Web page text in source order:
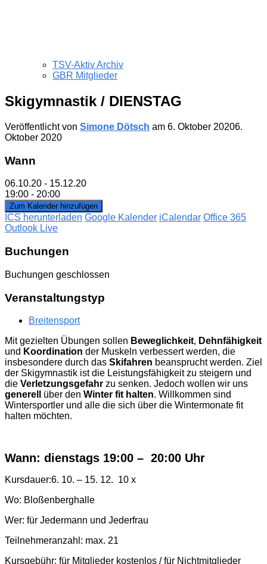
TSV-Aktiv Archiv
GBR Mitglieder
Skigymnastik / DIENSTAG
Veröffentlicht von Simone Dötsch am 6. Oktober 20206.
Oktober 2020
Wann
06.10.20 - 15.12.20
19:00 - 20:00
Zum Kalender hinzufügen
ICS herunterladen Google Kalender iCalendar Office 365
Outlook Live
Buchungen
Buchungen geschlossen
Veranstaltungstyp
Breitensport
Mit gezielten Übungen sollen Beweglichkeit, Dehnfähigkeit
und Koordination der Muskeln verbessert werden, die
insbesondere durch das Skifahren beansprucht werden. Ziel
der Skigymnastik ist die Leistungsfähigkeit zu steigern und
die Verletzungsgefahr zu senken. Jedoch wollen wir uns
generell
über den Winter fit halten. Willkommen sind
Wintersportler und alle die sich über die Wintermonate fit
halten möchten.
Wann: dienstags 19:00 – 20:00 Uhr
Kursdauer:6. 10. – 15. 12. 10 x
Wo: Bloßenberghalle
Wer: für Jedermann und Jederfrau
Teilnehmeranzahl: max. 21
Kursgebühr: für Mitglieder kostenlos / für Nichtmitglieder